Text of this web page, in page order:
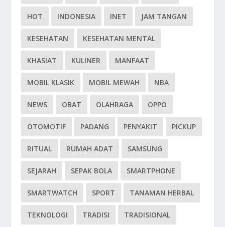
HOT INDONESIA INET JAM TANGAN
KESEHATAN KESEHATAN MENTAL
KHASIAT KULINER MANFAAT
MOBIL KLASIK MOBIL MEWAH NBA
NEWS OBAT OLAHRAGA OPPO
OTOMOTIF PADANG PENYAKIT PICKUP
RITUAL RUMAH ADAT SAMSUNG
SEJARAH SEPAK BOLA SMARTPHONE
SMARTWATCH SPORT TANAMAN HERBAL
TEKNOLOGI TRADISI TRADISIONAL